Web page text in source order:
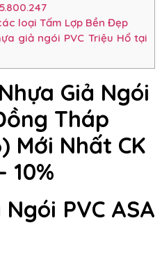
loại Tấm Lợp Bền Đẹp
giả ngói PVC Triệu Hổ tại
Giả Ngói
Tháp
Mới Nhất CK
10%
PVC ASA